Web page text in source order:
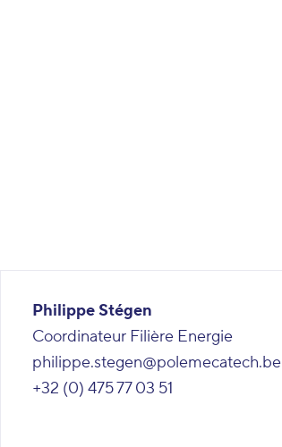
Philippe Stégen
Coordinateur Filière Energie
philippe.stegen@polemecatech.be
+32 (0) 475 77 03 51